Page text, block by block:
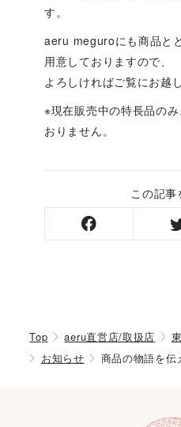
す。
aeru meguroにも商品と
用意しておりますので、
よろしければご覧にお越
※現在販売中の特長品の
おりません。
この記事
Top aeru直営店/取扱店
お知らせ
商品の物語を伝